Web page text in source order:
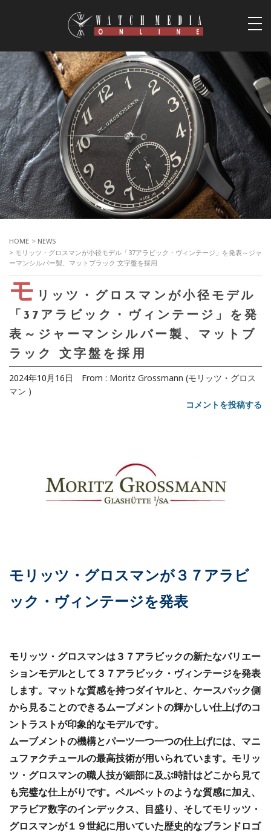
HOME > NEWS
> モリッツ・グロスマンが小径モデル「37アラビック・ヴィンテージ」を発表～ジャ
ーマンシルバー製、マットブラック 文字盤を採用
モ リッツ・グロスマンが小径モデル
「37アラビック・ヴィンテージ」を発
表～ジャーマンシルバー製、マットブ
ラック 文字盤を採用
2024年10月16日 From : Moritz Grossmann (モリッツ・グロス
マン )
コメントを投稿する
モリッツ・グロスマンが３７アラビ
ック・ヴィンテージを発表
モリッツ・グロスマンは３７アラビックの新たなバリエー
ションモデルとして３７アラビック・ヴィンテージを発表
します。マットな質感を持つダイヤルと、ケースバック側
から見ることのできるムーブメントの輝かしい仕上げのコ
ントラストが印象的なモデルです。
ムーブメントの機構とパーツ一つ一つの仕上げには、マニ
ュファクチュールの最高技術が用いられています。モリッ
ツ・グロスマンの職人技が細部に及ぶ時計はどこから見て
も完璧な仕上がりです。ベルベットのような質感に加え、
アラビア数字のインデックス、目盛り、そしてモリッツ・
グロスマンが１９世紀に用いていた歴史的なブランドロゴ